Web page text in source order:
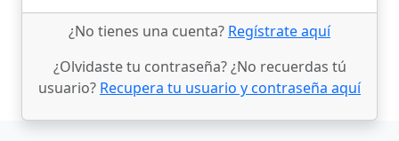
¿No tienes una cuenta? Regístrate aquí
¿Olvidaste tu contraseña? ¿No recuerdas tú
usuario? Recupera tu usuario y contraseña aquí